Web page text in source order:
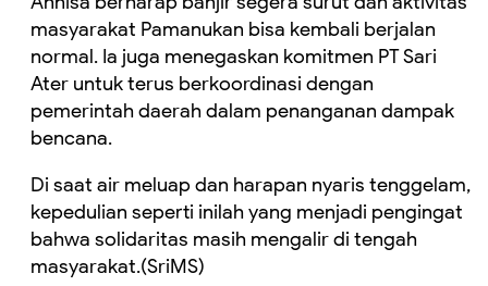
masyarakat Pamanukan bisa kembali berjalan
normal. Ia juga menegaskan komitmen PT Sari
Ater untuk terus berkoordinasi dengan
pemerintah daerah dalam penanganan dampak
bencana.
Di saat air meluap dan harapan nyaris tenggelam,
kepedulian seperti inilah yang menjadi pengingat
bahwa solidaritas masih mengalir di tengah
masyarakat.(SriMS)